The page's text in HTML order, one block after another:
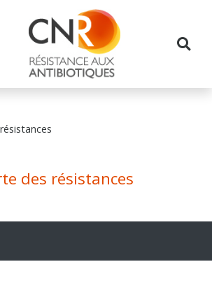
des résistances